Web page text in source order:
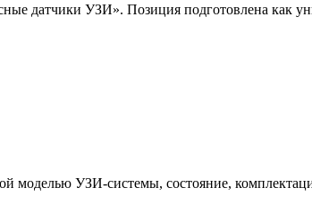
датчики УЗИ». Позиция подготовлена как
моделью УЗИ-системы, состояние,